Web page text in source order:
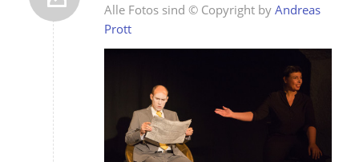
Alle Fotos sind © Copyright by Andreas
Prott